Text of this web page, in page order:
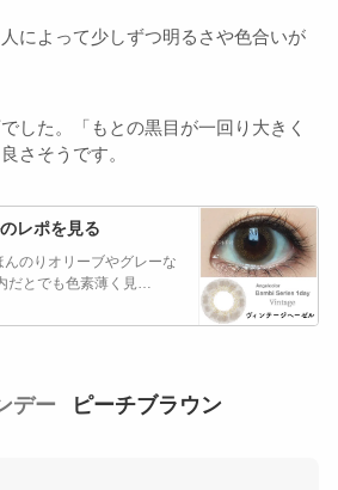
によって少しずつ明るさや色合いが
した。「もとの黒目が一回り大きく
さそうです。
レポを見る
のりオリーブやグレーな
じられました。 室内だとでも色素薄く見…
デー
ピーチブラウン